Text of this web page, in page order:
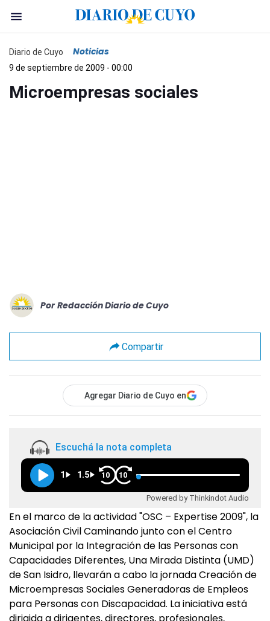
Diario de Cuyo Noticias
9 de septiembre de 2009 - 00:00
Microempresas sociales
Por Redacción Diario de Cuyo
Compartir
Agregar Diario de Cuyo en
Escuchá la nota completa
1 1.5 10 10
Powered by Thinkindot Audio
En el marco de la actividad "OSC – Expertise 2009", la
Asociación Civil Caminando junto con el Centro
Municipal por la Integración de las Personas con
Capacidades Diferentes, Una Mirada Distinta (UMD)
de San Isidro, llevarán a cabo la jornada Creación de
Microempresas Sociales Generadoras de Empleos
para Personas con Discapacidad. La iniciativa está